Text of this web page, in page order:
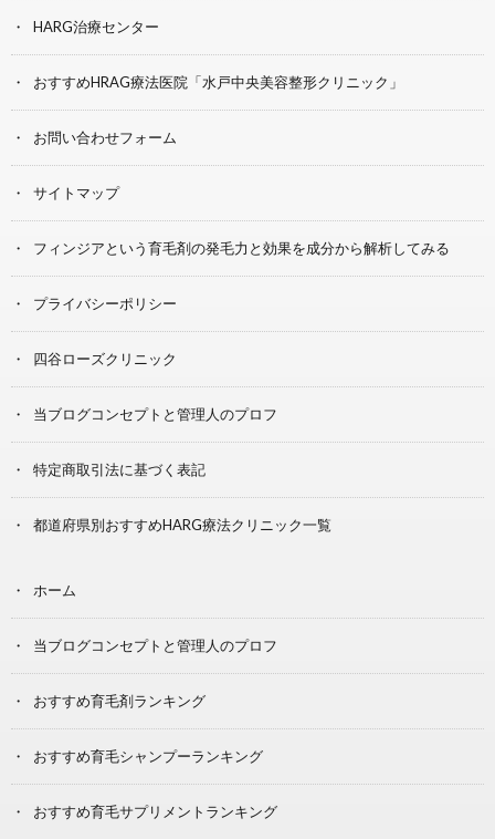
HARG治療センター
おすすめHRAG療法医院「水戸中央美容整形クリニック」
お問い合わせフォーム
サイトマップ
フィンジアという育毛剤の発毛力と効果を成分から解析してみる
プライバシーポリシー
四谷ローズクリニック
当ブログコンセプトと管理人のプロフ
特定商取引法に基づく表記
都道府県別おすすめHARG療法クリニック一覧
ホーム
当ブログコンセプトと管理人のプロフ
おすすめ育毛剤ランキング
おすすめ育毛シャンプーランキング
おすすめ育毛サプリメントランキング